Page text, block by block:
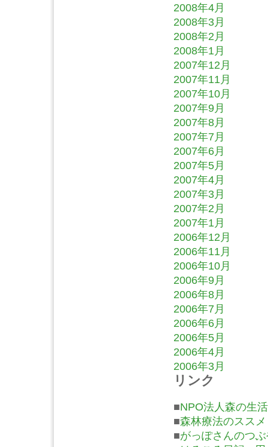
2008年4月
2008年3月
2008年2月
2008年1月
2007年12月
2007年11月
2007年10月
2007年9月
2007年8月
2007年7月
2007年6月
2007年5月
2007年4月
2007年3月
2007年2月
2007年1月
2006年12月
2006年11月
2006年10月
2006年9月
2006年8月
2006年7月
2006年6月
2006年5月
2006年4月
2006年3月
リンク
■NPO法人森の生活
■森林療法のススメ
■がっぽさんのつ